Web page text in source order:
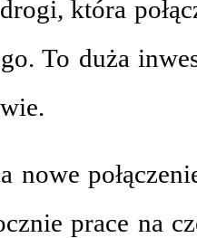
która
To duża
nowe
prace na